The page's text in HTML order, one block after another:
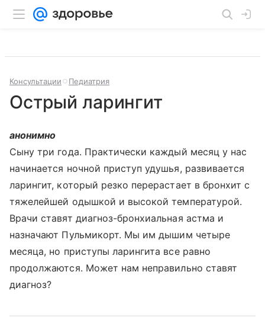
Консультации Педиатрия
Острый ларингит
анонимно
Сыну три года. Практически каждый месяц у нас
начинается ночной приступ удушья, развивается
ларингит, который резко перерастает в бронхит с
тяжелейшей одышкой и высокой температурой.
Врачи ставят диагноз-бронхиальная астма и
назначают Пульмикорт. Мы им дышим четыре
месяца, но приступы ларингита все равно
продолжаются. Может нам неправильно ставят
диагноз?